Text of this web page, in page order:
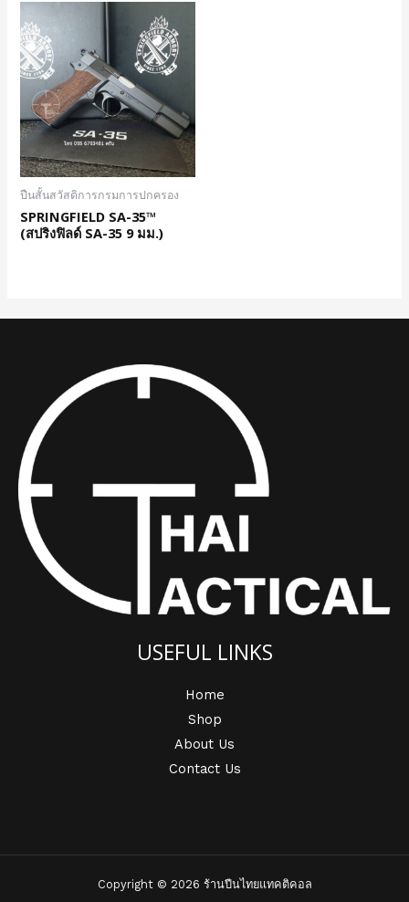
ปืนสั้นสวัสดิการกรมการปกครอง
SPRINGFIELD SA-35™
(สปริงฟิลด์ SA-35 9 มม.)
USEFUL LINKS
Home
Shop
About Us
Contact Us
Copyright © 2026 ร้านปืนไทยแทคติคอล